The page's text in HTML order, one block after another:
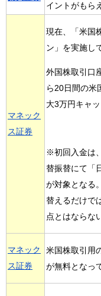
イントがもら
マネック
ス証券
現在、「米国
ン」を実施し
外国株取引口
ら20日間の米
大3万円キャ
※初回入金は
替振替にて「
が対象となる
替えるだけで
点とはならな
マネック
ス証券
米国株取引用
が無料となっ